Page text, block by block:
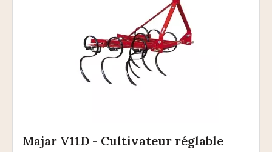
Majar V11D - Cultivateur réglable